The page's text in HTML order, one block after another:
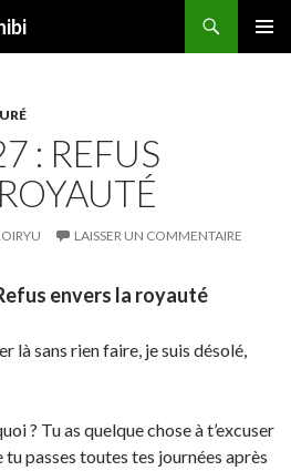
: REFUS
LAISSER UN COMMENTAIRE
envers la royauté
là sans rien faire, je suis désolé,
? Tu as quelque chose à t’excuser
tu passes toutes tes journées après